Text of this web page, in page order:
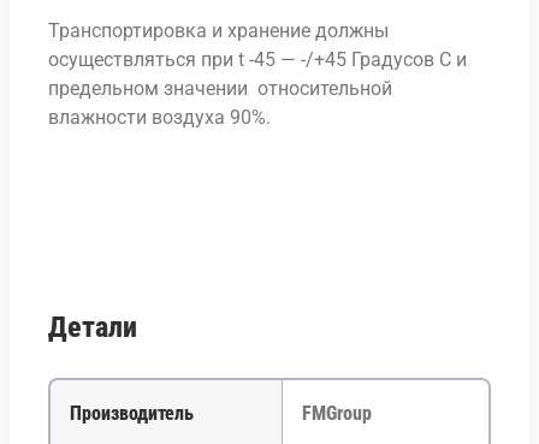
Транспортировка и хранение должны
осуществляться при t -45 — -/+45 Градусов С и
предельном значении относительной
влажности воздуха 90%.
Детали
Производитель FMGroup